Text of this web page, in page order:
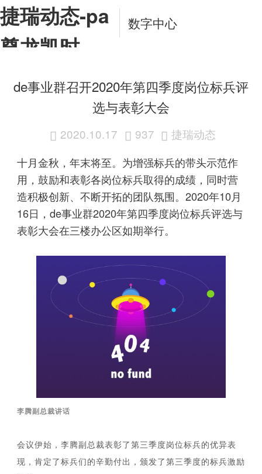
捷瑞动态-pa
尊龙凯时
app
数字中心
de事业群召开2020年第四季度岗位标兵评
选与表彰大会
 2020.10.17  937  捷瑞动态
十月金秋，年末将至。为增强标兵的带头示范作
用，鼓励和表彰各岗位标兵取得的成绩，同时营
造积极创新、不断开拓的团队氛围。2020年10月
16日，de事业群2020年第四季度岗位标兵评选与
表彰大会在三楼办公区如期举行。
李腾副总裁讲话
会议伊始，李腾副总裁表彰了第三季度岗位标兵的优异表
现，肯定了标兵们的辛勤付出，颁发了第三季度的标兵激励